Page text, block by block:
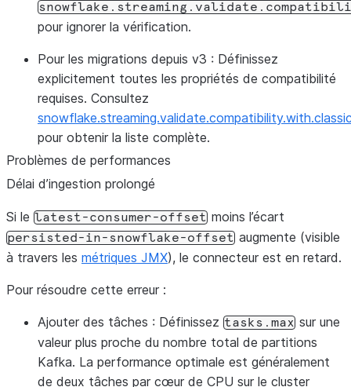
pour ignorer la vérification.
Pour les migrations depuis v3 : Définissez
explicitement toutes les propriétés de compatibilité
requises. Consultez
pour obtenir la liste complète.
Problèmes de performances
Délai d’ingestion prolongé
Si le latest-consumer-offset moins l’écart
persisted-in-snowflake-offset augmente (visible
à travers les métriques JMX), le connecteur est en retard.
Pour résoudre cette erreur :
Ajouter des tâches : Définissez tasks.max sur une
valeur plus proche du nombre total de partitions
Kafka. La performance optimale est généralement
de deux tâches par cœur de CPU sur le cluster